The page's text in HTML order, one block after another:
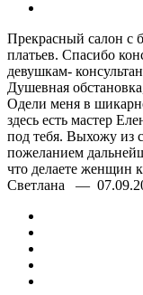
Прекрасный салон с
платьев. Спасибо
девушкам-
Душевная
Одели меня в
здесь есть мастер
под тебя. Выхожу из
пожеланием
что делаете женщин
Светлана —